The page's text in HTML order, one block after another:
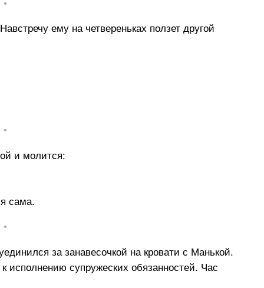
•
ему на четвереньках ползет другой
•
и молится:
сама.
•
за занавесочкой на кровати с Манькой.
исполнению супружеских обязанностей. Час